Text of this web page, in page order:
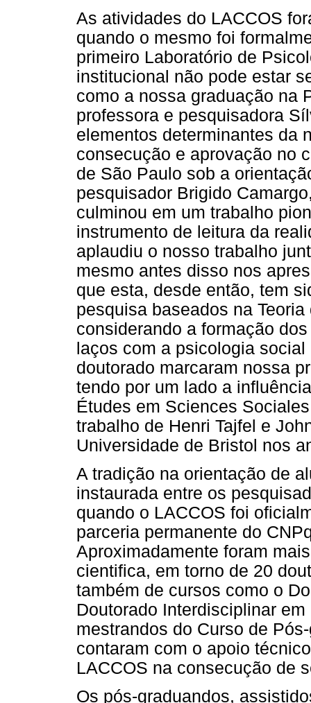
As atividades do LACCOS
quando o mesmo foi
primeiro Laboratório de
institucional não pode estar
como a nossa graduação na
professora e pesquisadora
elementos determinantes da
consecução e aprovação no
de São Paulo sob a
pesquisador Brigido
culminou em um trabalho
instrumento de leitura da
aplaudiu o nosso trabalho
mesmo antes disso nos
que esta, desde então, tem
pesquisa baseados na
considerando a formação
laços com a psicologia
doutorado marcaram nossa
tendo por um lado a
Études em Sciences
trabalho de Henri Tajfel e
Universidade de Bristol nos
A tradição na orientação de
instaurada entre os
quando o LACCOS foi
parceria permanente do
Aproximadamente foram
cientifica, em torno de 20
também de cursos como o
Doutorado Interdisciplinar
mestrandos do Curso de
contaram com o apoio
LACCOS na consecução de
Os pós-graduandos,